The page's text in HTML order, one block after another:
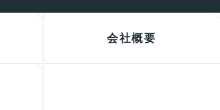
会社概要